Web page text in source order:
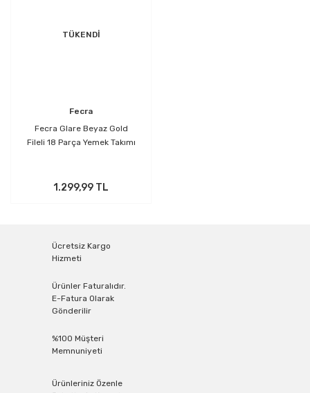
TÜKENDİ
Fecra
Fecra Glare Beyaz Gold
Fileli 18 Parça Yemek Takımı
1.299,99 TL
Ücretsiz Kargo
Hizmeti
Ürünler Faturalıdır.
E-Fatura Olarak
Gönderilir
%100 Müşteri
Memnuniyeti
Ürünleriniz Özenle